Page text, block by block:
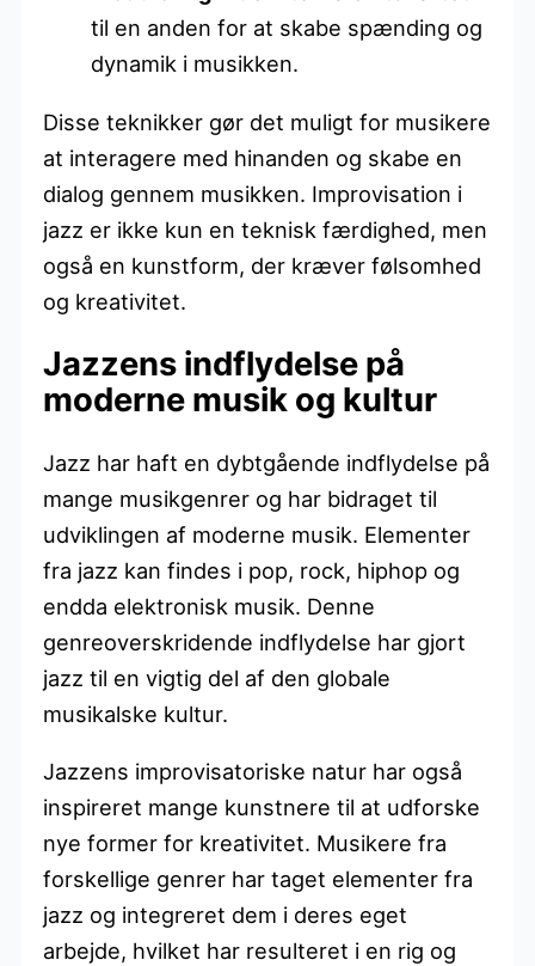
til en anden for at skabe spænding og
dynamik i musikken.
Disse teknikker gør det muligt for musikere
at interagere med hinanden og skabe en
dialog gennem musikken. Improvisation i
jazz er ikke kun en teknisk færdighed, men
også en kunstform, der kræver følsomhed
og kreativitet.
Jazzens indflydelse på
moderne musik og kultur
Jazz har haft en dybtgående indflydelse på
mange musikgenrer og har bidraget til
udviklingen af moderne musik. Elementer
fra jazz kan findes i pop, rock, hiphop og
endda elektronisk musik. Denne
genreoverskridende indflydelse har gjort
jazz til en vigtig del af den globale
musikalske kultur.
Jazzens improvisatoriske natur har også
inspireret mange kunstnere til at udforske
nye former for kreativitet. Musikere fra
forskellige genrer har taget elementer fra
jazz og integreret dem i deres eget
arbejde, hvilket har resulteret i en rig og